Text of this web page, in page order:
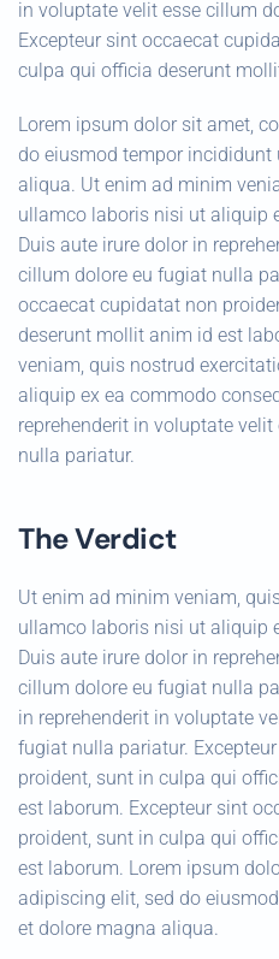
in voluptate velit esse cillum
Excepteur sint occaecat
culpa qui officia deserunt
Lorem ipsum dolor sit amet,
do eiusmod tempor incididunt
aliqua. Ut enim ad minim
ullamco laboris nisi ut aliquip
Duis aute irure dolor in
cillum dolore eu fugiat nulla
occaecat cupidatat non
deserunt mollit anim id est
veniam, quis nostrud
aliquip ex ea commodo
reprehenderit in voluptate
nulla pariatur.
The Verdict
Ut enim ad minim veniam,
ullamco laboris nisi ut aliquip
Duis aute irure dolor in
cillum dolore eu fugiat nulla
in reprehenderit in voluptate
fugiat nulla pariatur.
proident, sunt in culpa qui
est laborum. Excepteur sint
proident, sunt in culpa qui
est laborum. Lorem ipsum
adipiscing elit, sed do
et dolore magna aliqua.